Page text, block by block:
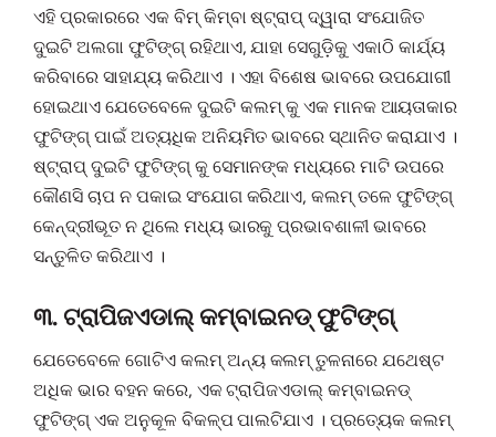
ଏହି ପ୍ରକାରରେ ଏକ ବିମ୍ କିମ୍ବା ଷ୍ଟ୍ରାପ୍ ଦ୍ୱାରା ସଂଯୋଜିତ
ଦୁଇଟି ଅଲଗା ଫୁଟିଙ୍ଗ୍ ରହିଥାଏ, ଯାହା ସେଗୁଡ଼ିକୁ ଏକାଠି କାର୍ଯ୍ୟ
କରିବାରେ ସାହାଯ୍ୟ କରିଥାଏ । ଏହା ବିଶେଷ ଭାବରେ ଉପଯୋଗୀ
ହୋଇଥାଏ ଯେତେବେଳେ ଦୁଇଟି କଲମ୍ କୁ ଏକ ମାନକ ଆୟତାକାର
ଫୁଟିଙ୍ଗ୍ ପାଇଁ ଅତ୍ୟଧିକ ଅନିୟମିତ ଭାବରେ ସ୍ଥାନିତ କରାଯାଏ ।
ଷ୍ଟ୍ରାପ୍ ଦୁଇଟି ଫୁଟିଙ୍ଗ୍ କୁ ସେମାନଙ୍କ ମଧ୍ୟରେ ମାଟି ଉପରେ
କୌଣସି ଚାପ ନ ପକାଇ ସଂଯୋଗ କରିଥାଏ, କଲମ୍ ତଳେ ଫୁଟିଙ୍ଗ୍
କେନ୍ଦ୍ରୀଭୂତ ନ ଥିଲେ ମଧ୍ୟ ଭାରକୁ ପ୍ରଭାବଶାଳୀ ଭାବରେ
ସନ୍ତୁଳିତ କରିଥାଏ ।
୩. ଟ୍ରାପିଜଏଡାଲ୍ କମ୍ବାଇନଡ୍ ଫୁଟିଙ୍ଗ୍
ଯେତେବେଳେ ଗୋଟିଏ କଲମ୍ ଅନ୍ୟ କଲମ୍ ତୁଳନାରେ ଯଥେଷ୍ଟ
ଅଧିକ ଭାର ବହନ କରେ, ଏକ ଟ୍ରାପିଜଏଡାଲ୍ କମ୍ବାଇନଡ୍
ଫୁଟିଙ୍ଗ୍ ଏକ ଅନୁକୂଳ ବିକଳ୍ପ ପାଲଟିଯାଏ । ପ୍ରତ୍ୟେକ କଲମ୍